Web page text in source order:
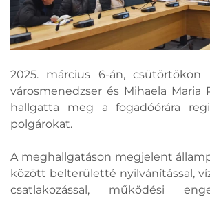
2025. március 6-án, csütörtökön
városmenedzser és Mihaela Maria
hallgatta meg a fogadóórára
polgárokat.
A meghallgatáson megjelent
között belterületté nyilvánítással,
csatlakozással, működési